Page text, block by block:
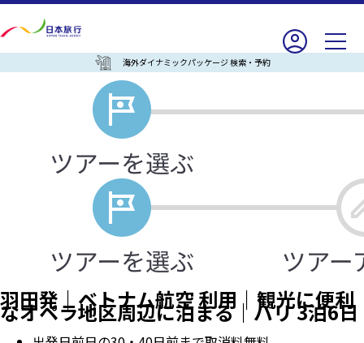
海外ダイナミックパッケージ 検索・予約
羽田発｜ベトナム航空 利用｜観光に便利
なオペラ地区周辺に泊まる｜パリ 3泊6日